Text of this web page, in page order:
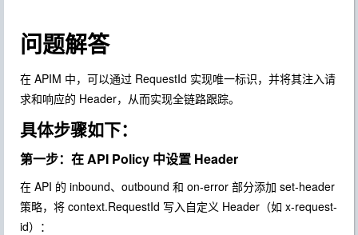
问题解答
在 APIM 中，可以通过 RequestId 实现唯一标识，并将其注入请
求和响应的 Header，从而实现全链路跟踪。
具体步骤如下：
第一步：在 API Policy 中设置 Header
在 API 的 inbound、outbound 和 on-error 部分添加 set-header
策略，将 context.RequestId 写入自定义 Header（如 x-request-
id）：